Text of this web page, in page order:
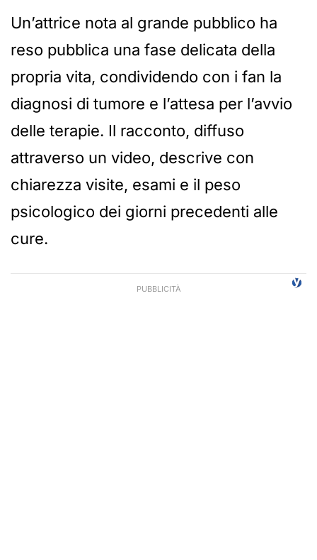
Un’attrice nota al grande pubblico ha
reso pubblica una fase delicata della
propria vita, condividendo con i fan la
diagnosi di tumore e l’attesa per l’avvio
delle terapie. Il racconto, diffuso
attraverso un video, descrive con
chiarezza visite, esami e il peso
psicologico dei giorni precedenti alle
cure.